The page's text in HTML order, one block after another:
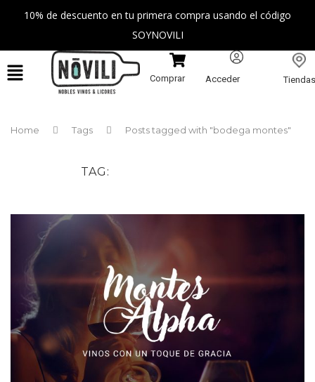
10% de descuento en tu primera compra usando el código
SOYNOVILI
Comprar Acceder Tiendas
Home Tags Posts tagged with "bodega montes"
TAG